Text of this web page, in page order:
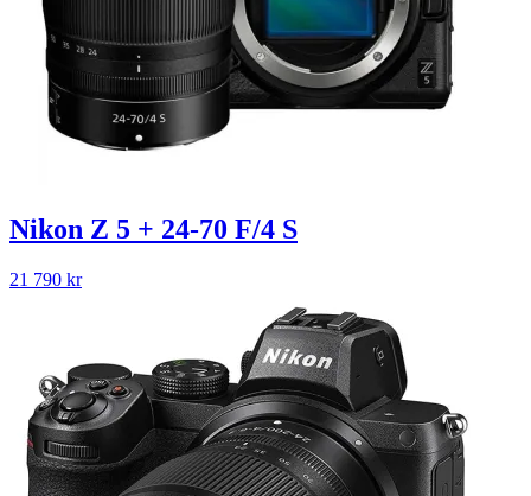
Nikon Z 5 + 24-70 F/4 S
21 790 kr